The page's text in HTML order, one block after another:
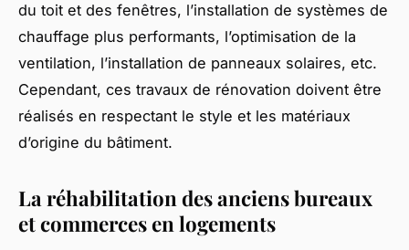
du toit et des fenêtres, l’installation de systèmes de
chauffage plus performants, l’optimisation de la
ventilation, l’installation de panneaux solaires, etc.
Cependant, ces travaux de rénovation doivent être
réalisés en respectant le style et les matériaux
d’origine du bâtiment.
La réhabilitation des anciens bureaux
et commerces en logements